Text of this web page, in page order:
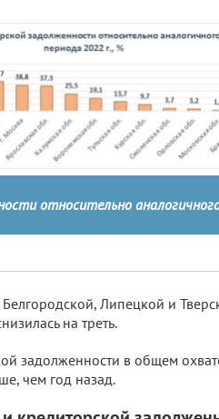
относительно
Липецкой и
на треть.
задолженности в общем
чем год назад.